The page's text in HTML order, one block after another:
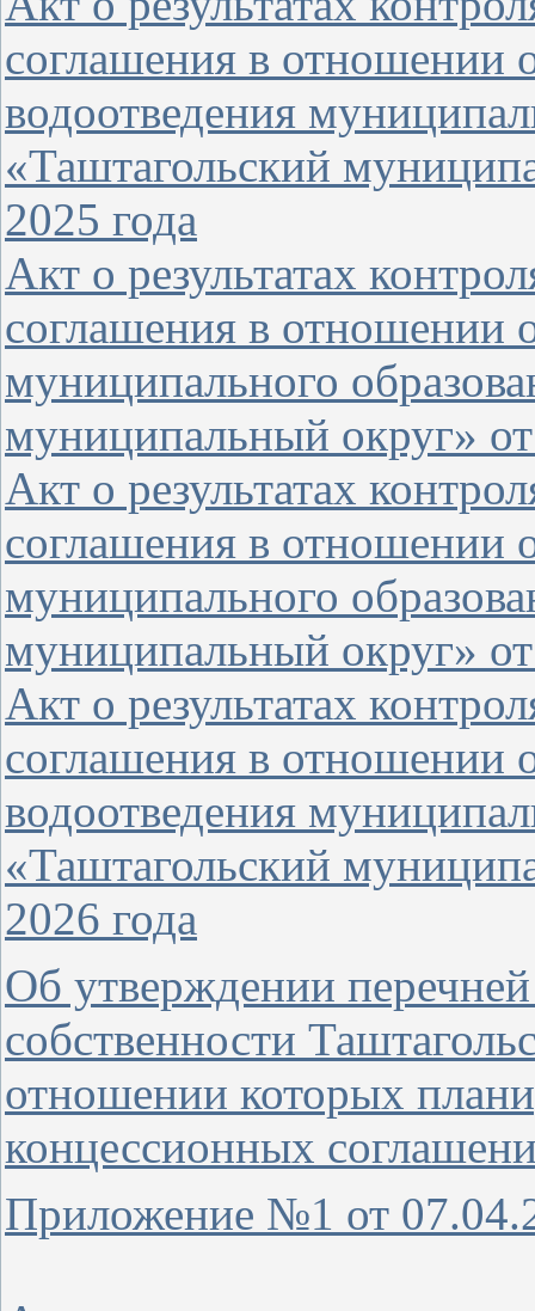
соглашения в отношении
водоотведения
«Таштагольский
2025 года
Акт о результатах
соглашения в отношении
муниципального
муниципальный округ»
Акт о результатах
соглашения в отношении
муниципального
муниципальный округ»
Акт о результатах
соглашения в отношении
водоотведения
«Таштагольский
2026 года
Об утверждении
собственности
отношении которых
концессионных
Приложение №1 от